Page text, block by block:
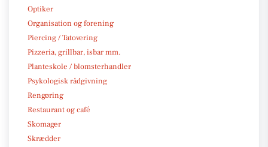
Optiker
Organisation og forening
Piercing / Tatovering
Pizzeria, grillbar, isbar mm.
Planteskole / blomsterhandler
Psykologisk rådgivning
Rengøring
Restaurant og café
Skomager
Skrædder